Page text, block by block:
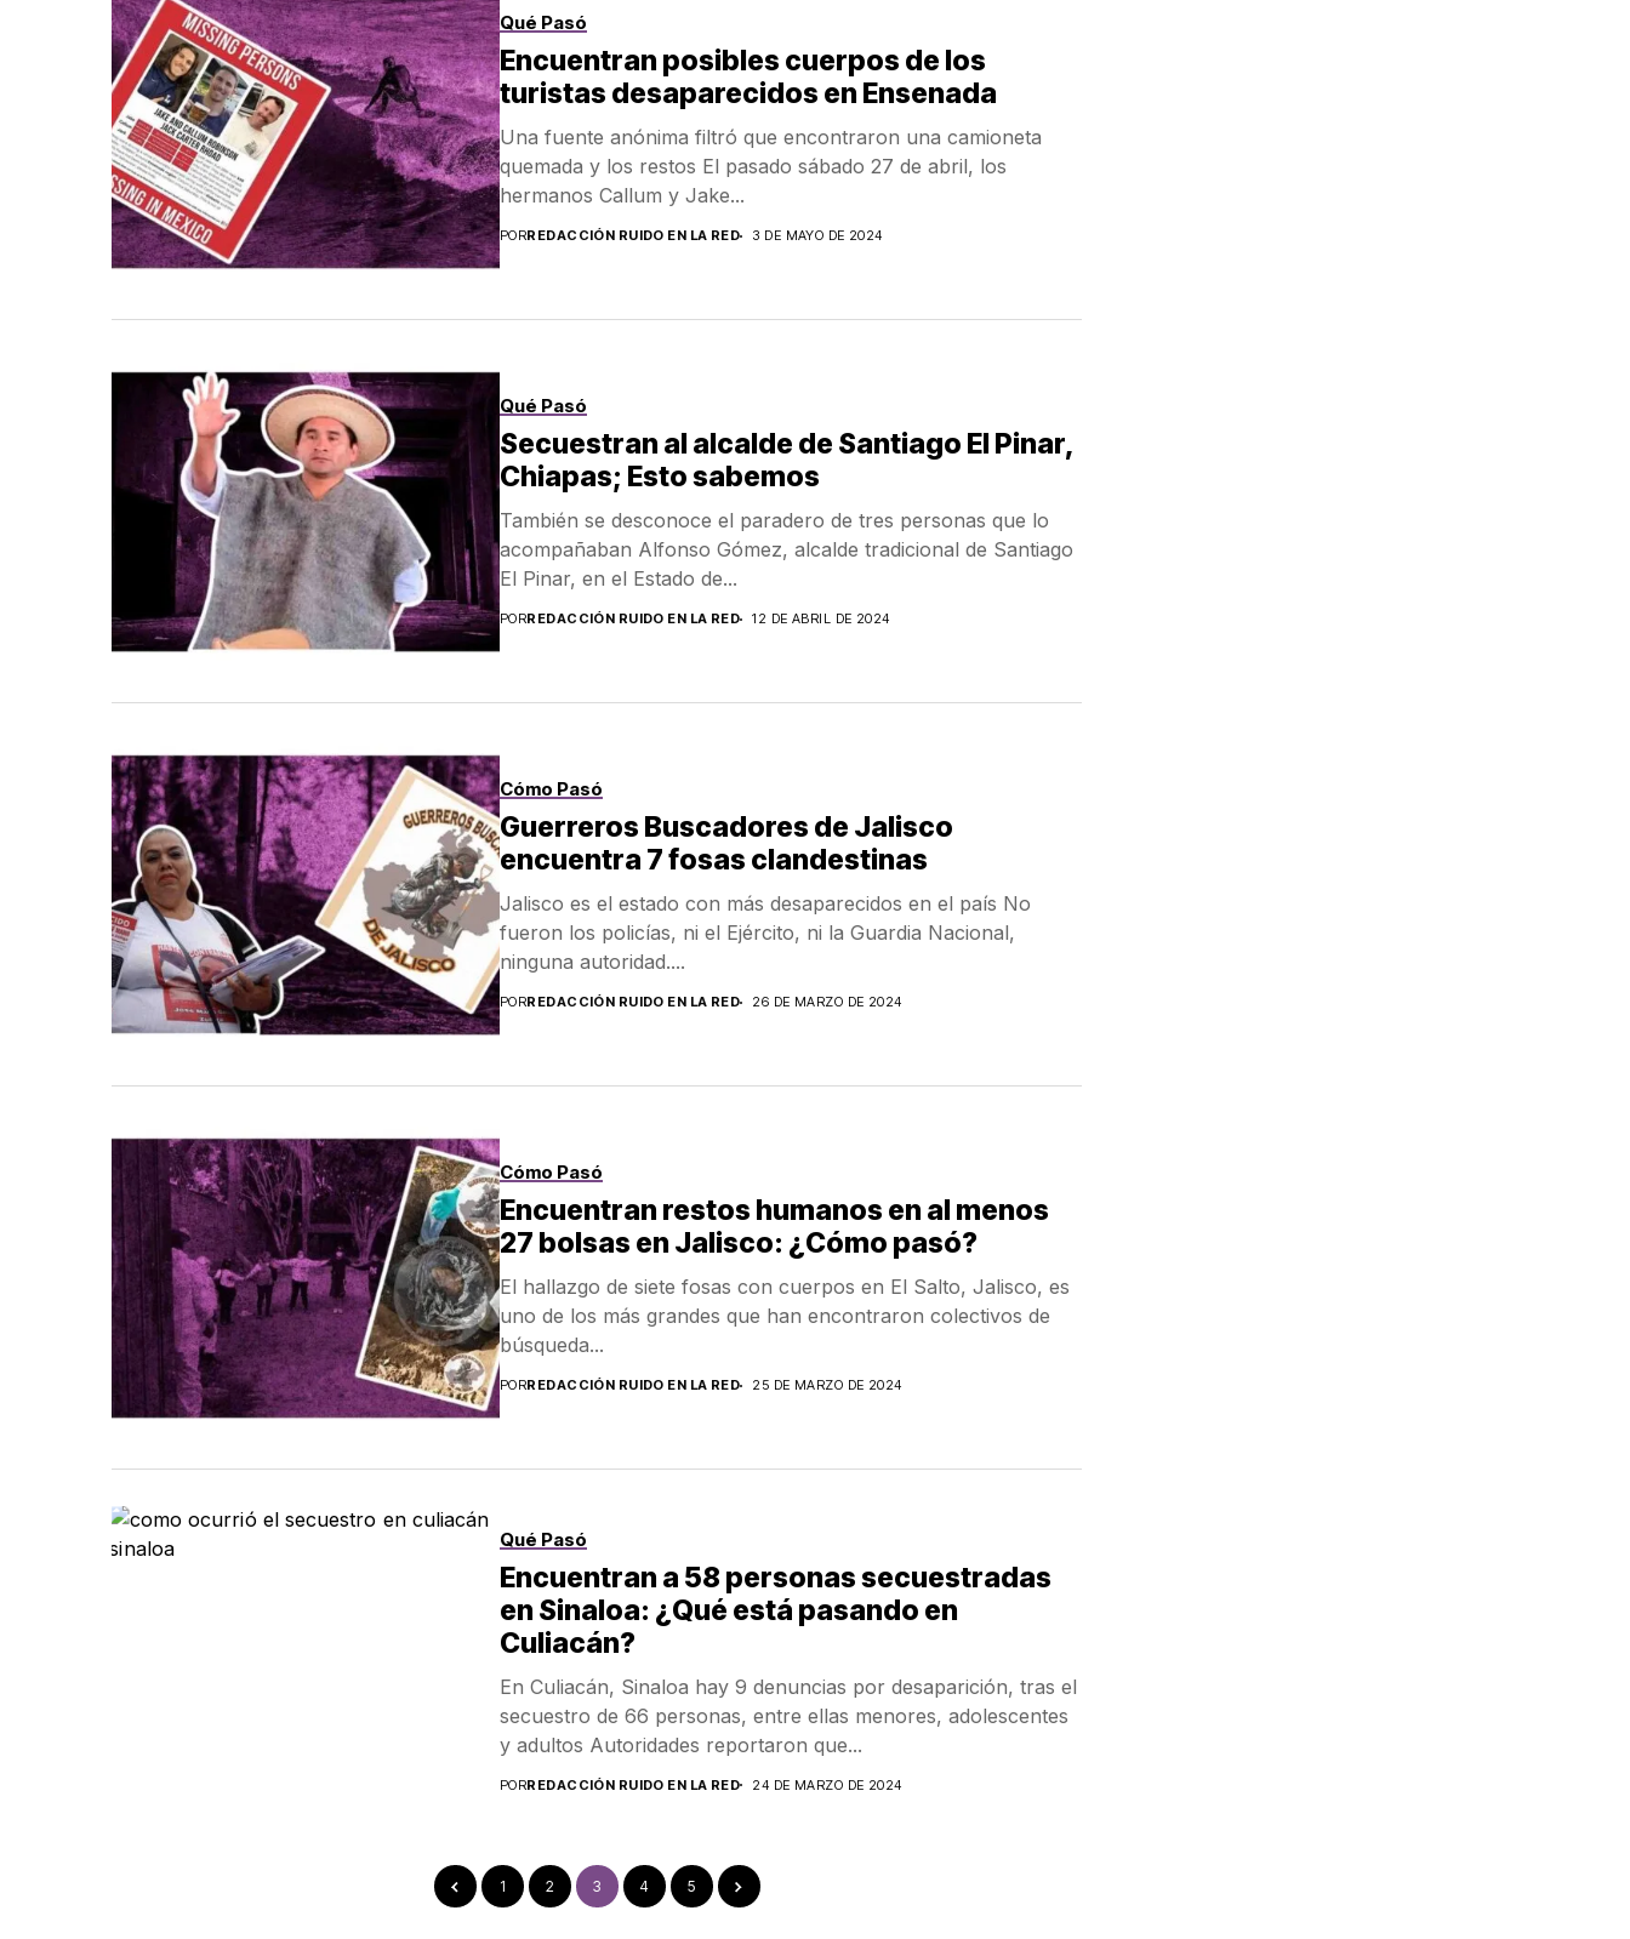
Qué Pasó
Encuentran posibles cuerpos de los
turistas desaparecidos en Ensenada
Una fuente anónima filtró que encontraron una camioneta
quemada y los restos El pasado sábado 27 de abril, los
hermanos Callum y Jake...
PORREDACCIÓN RUIDO EN LA RED 3 DE MAYO DE 2024
Qué Pasó
Secuestran al alcalde de Santiago El Pinar,
Chiapas; Esto sabemos
También se desconoce el paradero de tres personas que lo
acompañaban Alfonso Gómez, alcalde tradicional de Santiago
El Pinar, en el Estado de...
PORREDACCIÓN RUIDO EN LA RED 12 DE ABRIL DE 2024
Cómo Pasó
Guerreros Buscadores de Jalisco
encuentra 7 fosas clandestinas
Jalisco es el estado con más desaparecidos en el país No
fueron los policías, ni el Ejército, ni la Guardia Nacional,
ninguna autoridad....
PORREDACCIÓN RUIDO EN LA RED 26 DE MARZO DE 2024
Cómo Pasó
Encuentran restos humanos en al menos
27 bolsas en Jalisco: ¿Cómo pasó?
El hallazgo de siete fosas con cuerpos en El Salto, Jalisco, es
uno de los más grandes que han encontraron colectivos de
búsqueda...
PORREDACCIÓN RUIDO EN LA RED 25 DE MARZO DE 2024
Qué Pasó
Encuentran a 58 personas secuestradas
en Sinaloa: ¿Qué está pasando en
Culiacán?
En Culiacán, Sinaloa hay 9 denuncias por desaparición, tras el
secuestro de 66 personas, entre ellas menores, adolescentes
y adultos Autoridades reportaron que...
PORREDACCIÓN RUIDO EN LA RED 24 DE MARZO DE 2024
1 2 3 4 5